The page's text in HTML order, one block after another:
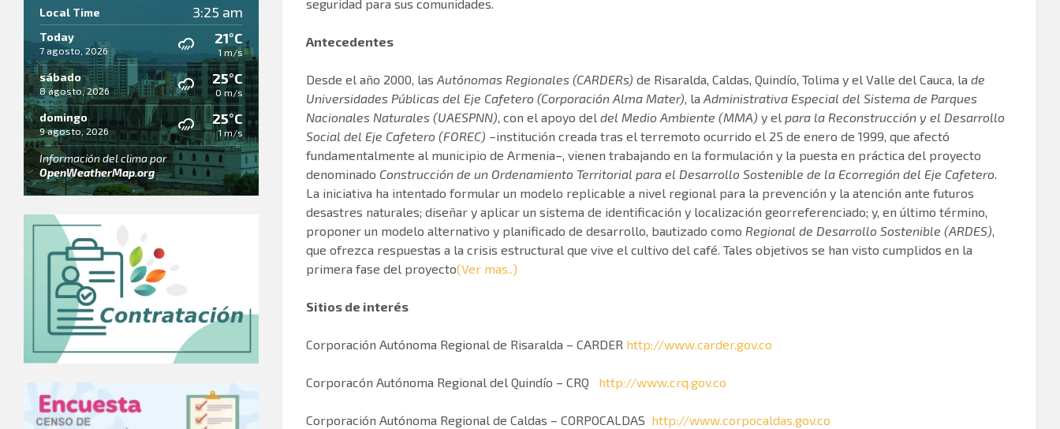
seguridad para sus comunidades.
Antecedentes
Desde el año 2000, lasAutónomas Regionales (CARDERs) de Risaralda, Caldas, Quindío, Tolima y el Valle del Cauca, lade
Universidades Públicas del Eje Cafetero (Corporación Alma Mater), laAdministrativa Especial del Sistema de Parques
Nacionales Naturales (UAESPNN), con el apoyo deldel Medio Ambiente (MMA) y elpara la Reconstrucción y el Desarrollo
Social del Eje Cafetero (FOREC) –institución creada tras el terremoto ocurrido el 25 de enero de 1999, que afectó
fundamentalmente al municipio de Armenia–, vienen trabajando en la formulación y la puesta en práctica del proyecto
denominado Construcción de un Ordenamiento Territorial para el Desarrollo Sostenible de la Ecorregión del Eje Cafetero.
La iniciativa ha intentado formular un modelo replicable a nivel regional para la prevención y la atención ante futuros
desastres naturales; diseñar y aplicar un sistema de identificación y localización georreferenciado; y, en último término,
proponer un modelo alternativo y planificado de desarrollo, bautizado como Regional de Desarrollo Sostenible (ARDES),
que ofrezca respuestas a la crisis estructural que vive el cultivo del café. Tales objetivos se han visto cumplidos en la
primera fase del proyecto(Ver mas..)
Sitios de interés
Corporación Autónoma Regional de Risaralda – CARDER http://www.carder.gov.co
Corporacón Autónoma Regional del Quindío – CRQ http://www.crq.gov.co
Corporación Autónoma Regional de Caldas – CORPOCALDAS http://www.corpocaldas.gov.co
Local Time 3:25 am
Today
7 agosto, 2026
21°C
1 m/s
sábado
8 agosto, 2026
25°C
0 m/s
domingo
9 agosto, 2026
25°C
1 m/s
Información del clima por
OpenWeatherMap.org